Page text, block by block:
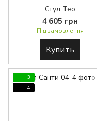
Стул Тео
4 605 грн
Під замовлення
Купить
3
4